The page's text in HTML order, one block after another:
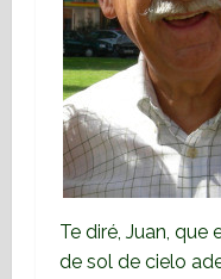
Te diré, Juan, que
de sol de cielo